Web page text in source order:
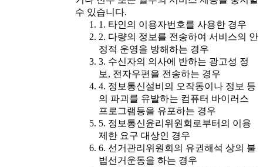
수 있습니다.
1. 타인의 이용자번호를 사용한 경우
2. 다량의 정보를 전송하여 서비스의 안
정적 운영을 방해하는 경우
3. 수신자의 의사에 반하는 광고성 정
보, 전자우편을 전송하는 경우
4. 정보통신설비의 오작동이나 정보 등
의 파괴를 유발하는 컴퓨터 바이러스
프로그램등을 유포하는 경우
5. 정보통신윤리위원회로부터의 이용
제한 요구 대상인 경우
6. 선거관리위원회의 유권해석 상의 불
법선거운동을 하는 경우